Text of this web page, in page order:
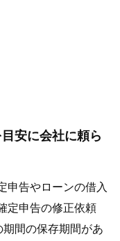
安に会社に頼ら
申告やローンの借入
定申告の修正依頼
間の保存期間があ